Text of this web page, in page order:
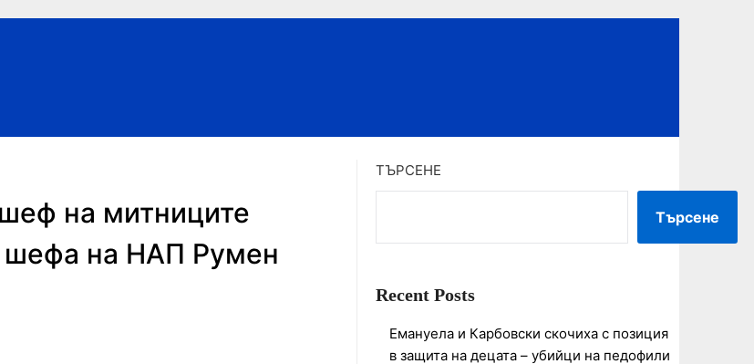
на митниците
шефа на НАП Румен
ТЪРСЕНЕ
Търсене
Recent Posts
Емануела и Карбовски скочиха с позиция
в защита на децата – убийци на педофили